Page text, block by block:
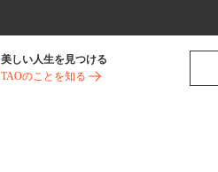
美しい人生を見つける
TAOのことを知る